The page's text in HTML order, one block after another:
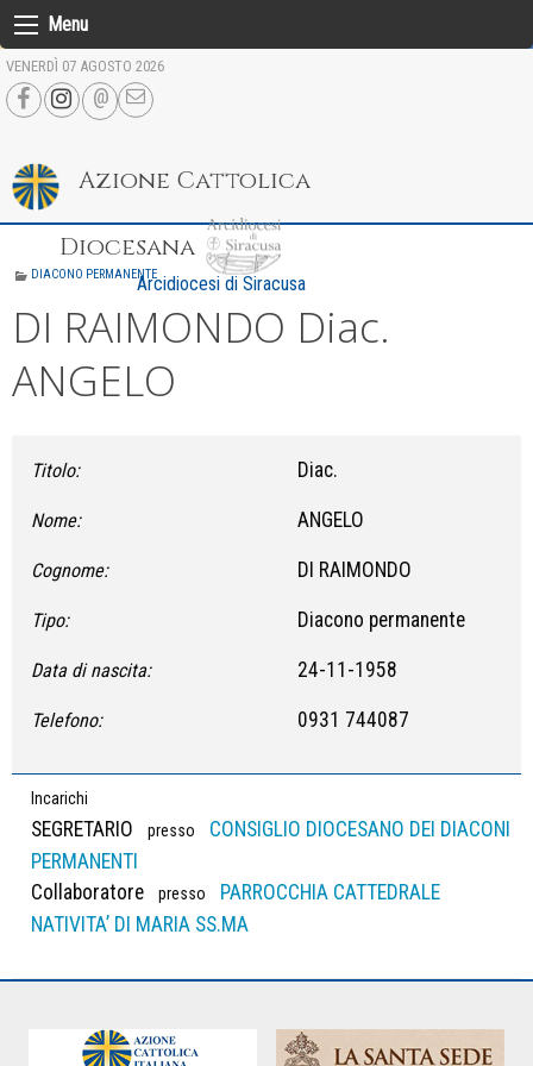
Skip
to
content
Menu
VENERDÌ 07 AGOSTO 2026
Azione Cattolica
Diocesana
Arcidiocesi di Siracusa
DIACONO PERMANENTE
DI RAIMONDO Diac.
ANGELO
Titolo: Diac.
Nome: ANGELO
Cognome: DI RAIMONDO
Tipo: Diacono permanente
Data di nascita: 24-11-1958
Telefono: 0931 744087
Incarichi
SEGRETARIO presso
CONSIGLIO DIOCESANO DEI DIACONI
PERMANENTI
Collaboratore
presso
PARROCCHIA CATTEDRALE
NATIVITA’ DI MARIA SS.MA